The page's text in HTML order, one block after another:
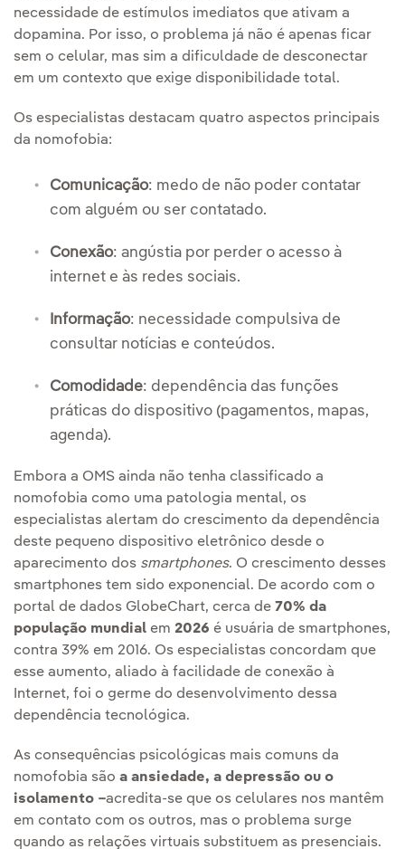
necessidade de estímulos imediatos que ativam a
dopamina. Por isso, o problema já não é apenas ficar
sem o celular, mas sim a dificuldade de desconectar
em um contexto que exige disponibilidade total.
Os especialistas destacam quatro aspectos principais
da nomofobia:
Comunicação: medo de não poder contatar
com alguém ou ser contatado.
Conexão: angústia por perder o acesso à
internet e às redes sociais.
Informação: necessidade compulsiva de
consultar notícias e conteúdos.
Comodidade: dependência das funções
práticas do dispositivo (pagamentos, mapas,
agenda).
Embora a OMS ainda não tenha classificado a
nomofobia como uma patologia mental, os
especialistas alertam do crescimento da dependência
deste pequeno dispositivo eletrônico desde o
aparecimento dos smartphones. O crescimento desses
smartphones tem sido exponencial. De acordo com o
portal de dados GlobeChart, cerca de 70% da
população mundial em 2026 é usuária de smartphones,
contra 39% em 2016. Os especialistas concordam que
esse aumento, aliado à facilidade de conexão à
Internet, foi o germe do desenvolvimento dessa
dependência tecnológica.
As consequências psicológicas mais comuns da
nomofobia são a ansiedade, a depressão ou o
isolamento –acredita-se que os celulares nos mantêm
em contato com os outros, mas o problema surge
quando as relações virtuais substituem as presenciais.